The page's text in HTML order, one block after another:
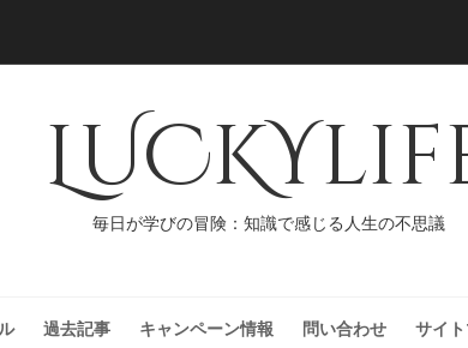
毎日が学びの冒険：知識で感じる人生の不思議
過去記事 キャンペーン情報 問い合わせ サイ